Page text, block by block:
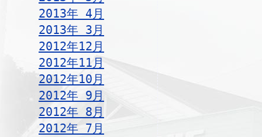
2013年 4月
2013年 3月
2012年12月
2012年11月
2012年10月
2012年 9月
2012年 8月
2012年 7月